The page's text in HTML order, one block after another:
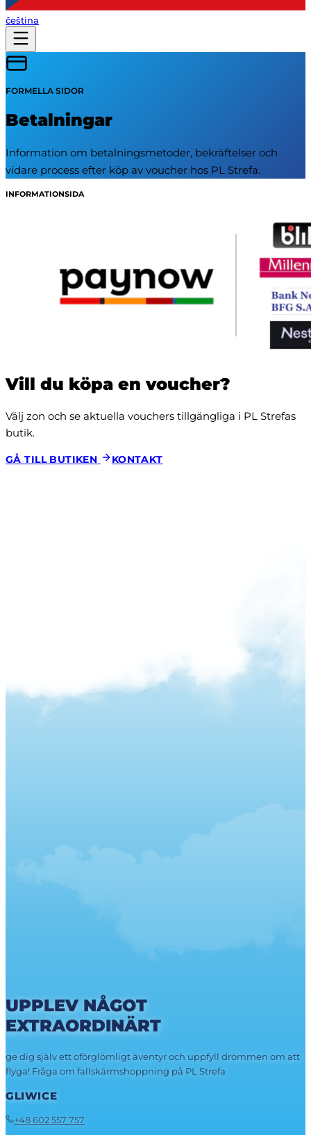
čeština
FORMELLA SIDOR
Betalningar
Information om betalningsmetoder, bekräftelser och
vidare process efter köp av voucher hos PL Strefa.
INFORMATIONSIDA
Vill du köpa en voucher?
Välj zon och se aktuella vouchers tillgängliga i PL Strefas
butik.
GÅ TILL BUTIKEN KONTAKT
UPPLEV NÅGOT
EXTRAORDINÄRT
ge dig själv ett oförglömligt äventyr och uppfyll drömmen om att
flyga! Fråga om fallskärmshoppning på PL Strefa
GLIWICE
+48 602 557 757